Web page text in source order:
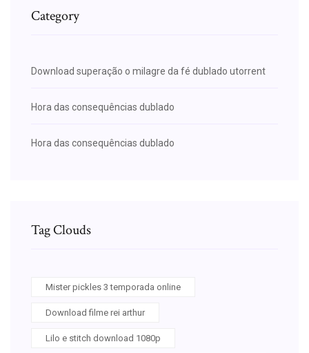
Category
Download superação o milagre da fé dublado utorrent
Hora das consequências dublado
Hora das consequências dublado
Tag Clouds
Mister pickles 3 temporada online
Download filme rei arthur
Lilo e stitch download 1080p